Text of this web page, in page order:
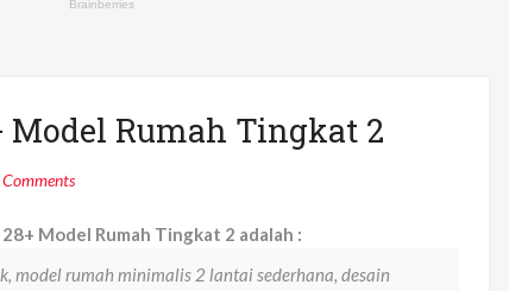
Model Rumah Tingkat 2
Model Rumah Tingkat 2 adalah :
model rumah minimalis 2 lantai sederhana, desain